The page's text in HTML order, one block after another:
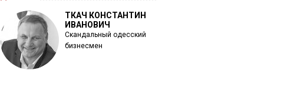
ТКАЧ КОНСТАНТИН
ИВАНОВИЧ
Скандальный одесский
бизнесмен